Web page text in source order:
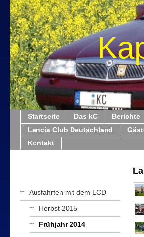
Startseite Das kC Berichte
Lancia Club Deutschland
Kontakt
Ausfahrten mit dem LCD
Herbst 2015
Frühjahr 2014